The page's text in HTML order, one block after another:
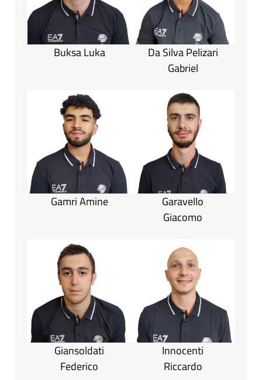
Buksa Luka
Da Silva Pelizari
Gabriel
Gamri Amine
Garavello
Giacomo
Giansoldati
Federico
Innocenti
Riccardo